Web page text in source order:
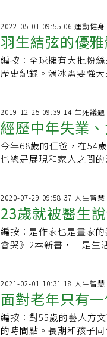
構造中，除了骨頭和肌
在，臉部因為會展現各
維持臉部肌肉動作的靈
2022-05-01 09:55:06 運動健身
羽生結弦的優
體幹、穩住核
編按：全球擁有大批粉
歷史紀錄。滑冰需要強
2019-12-25 09:39:14 生死議題
經歷中年失業
要有「五老」
今年68歲的任爸，在54
也總是展現和家人之間的深厚感情。 採訪前一週，任爸
2020-07-29 09:58:37 人生智慧
23歲就被醫生
欣賞世界一分
編按：是作家也是畫家
會哭》2本新書，一是生
2021-02-01 10:31:18 人生智慧
面對老年只有
老，是我對女
編按：對55歲的藝人方
的時間點。長期和孩子